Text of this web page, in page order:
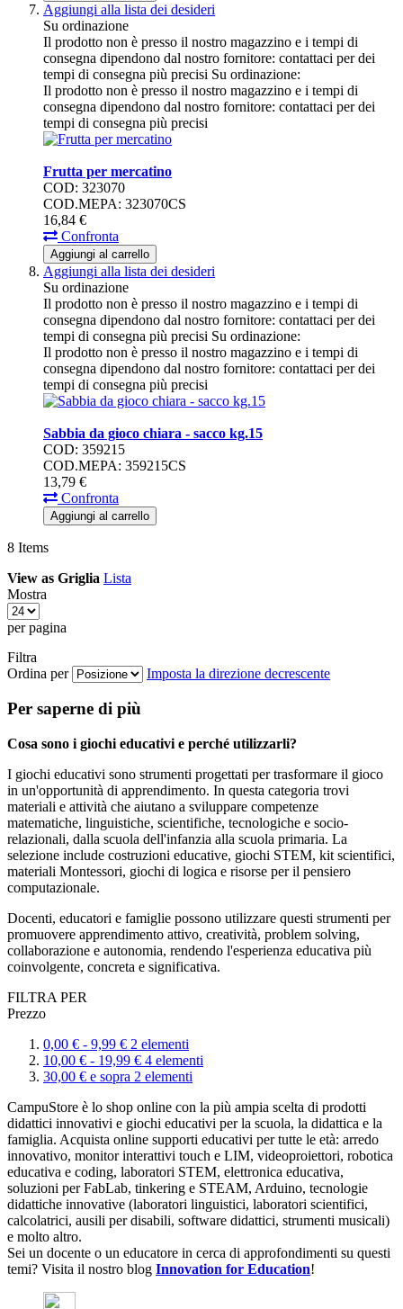
Aggiungi alla lista dei desideri
Su ordinazione
Il prodotto non è presso il nostro magazzino e i tempi di
consegna dipendono dal nostro fornitore: contattaci per dei
tempi di consegna più precisi Su ordinazione:
Il prodotto non è presso il nostro magazzino e i tempi di
consegna dipendono dal nostro fornitore: contattaci per dei
tempi di consegna più precisi
Frutta per mercatino
COD: 323070
COD.MEPA: 323070CS
16,84 €
Confronta
Aggiungi al carrello
Aggiungi alla lista dei desideri
Su ordinazione
Il prodotto non è presso il nostro magazzino e i tempi di
consegna dipendono dal nostro fornitore: contattaci per dei
tempi di consegna più precisi Su ordinazione:
Il prodotto non è presso il nostro magazzino e i tempi di
consegna dipendono dal nostro fornitore: contattaci per dei
tempi di consegna più precisi
Sabbia da gioco chiara - sacco kg.15
COD: 359215
COD.MEPA: 359215CS
13,79 €
Confronta
Aggiungi al carrello
8 Items
View as Griglia Lista
Mostra
per pagina
Filtra
Ordina per
Imposta la direzione decrescente
Per saperne di più
Cosa sono i giochi educativi e perché utilizzarli?
I giochi educativi sono strumenti progettati per trasformare il gioco
in un'opportunità di apprendimento. In questa categoria trovi
materiali e attività che aiutano a sviluppare competenze
matematiche, linguistiche, scientifiche, tecnologiche e socio-
relazionali, dalla scuola dell'infanzia alla scuola primaria. La
selezione include costruzioni educative, giochi STEM, kit scientifici,
materiali Montessori, giochi di logica e risorse per il pensiero
computazionale.
Docenti, educatori e famiglie possono utilizzare questi strumenti per
promuovere apprendimento attivo, creatività, problem solving,
collaborazione e autonomia, rendendo l'esperienza educativa più
coinvolgente, concreta e significativa.
FILTRA PER
Prezzo
0,00 € - 9,99 € 2 elementi
10,00 € - 19,99 € 4 elementi
30,00 € e sopra 2 elementi
CampuStore è lo shop online con la più ampia scelta di prodotti
didattici innovativi e giochi educativi per la scuola, la didattica e la
famiglia. Acquista online supporti educativi per tutte le età: arredo
innovativo, monitor interattivi touch e LIM, videoproiettori, robotica
educativa e coding, laboratori STEM, elettronica educativa,
soluzioni per FabLab, tinkering e STEAM, Arduino, tecnologie
didattiche innovative (laboratori linguistici, laboratori scientifici,
calcolatrici, ausili per disabili, software didattici, strumenti musicali)
e molto altro.
Sei un docente o un educatore in cerca di approfondimenti su questi
temi? Visita il nostro blog Innovation for Education!